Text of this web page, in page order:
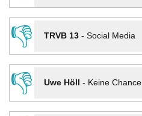
👎
TRVB 13- Social Media
👎
Uwe Höll - Keine Chance